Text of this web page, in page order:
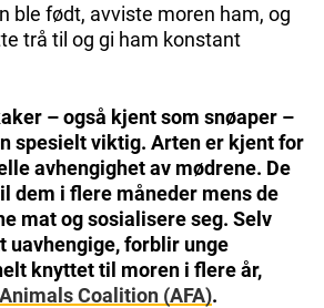
ble født, avviste moren ham, og
trå til og gi ham konstant
– også kjent som snøaper –
spesielt viktig. Arten er kjent for
avhengighet av mødrene. De
dem i flere måneder mens de
mat og sosialisere seg. Selv
uavhengige, forblir unge
knyttet til moren i flere år,
Coalition (AFA).